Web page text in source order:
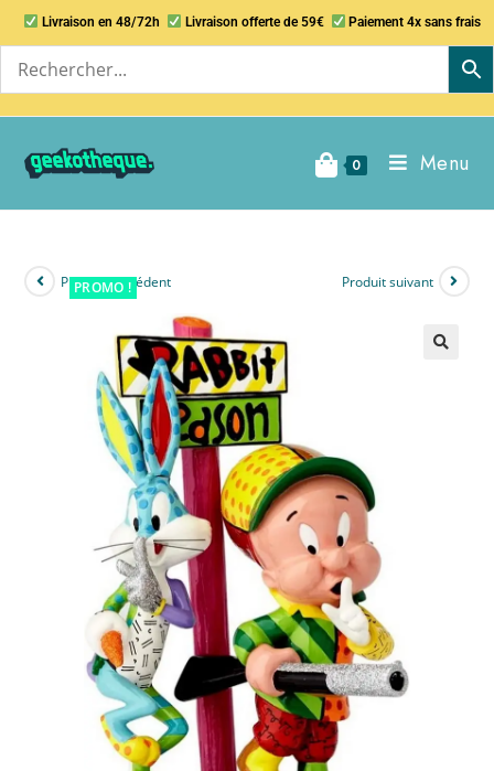
Livraison en 48/72h Livraison offerte de 59€ Paiement 4x sans frais
0 Menu
PROMO !
Produit précédent Produit suivant